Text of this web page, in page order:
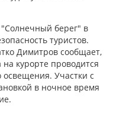
"Солнечный берег" в
туристов.
Димитров сообщает,
курорте проводится
освещения. Участки с
в ночное время